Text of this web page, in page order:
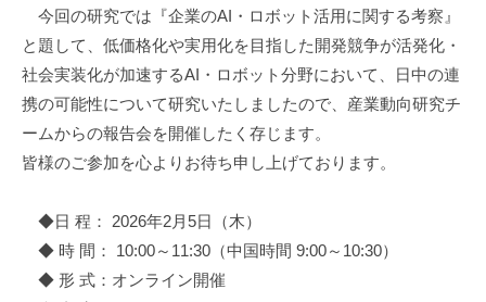
促
進
構
(
c
p
o
今回の研究では『企業のAI・ロボット活用に関する考察』
と題して、低価格化や実用化を目指した開発競争が活発化・
社会実装化が加速するAI・ロボット分野において、日中の連
携の可能性について研究いたしましたので、産業動向研究チ
ームからの報告会を開催したく存じます。
皆様のご参加を心よりお待ち申し上げております。
◆日 程： 2026年2月5日（木）
◆ 時 間： 10:00～11:30（中国時間 9:00～10:30）
◆ 形 式：オンライン開催